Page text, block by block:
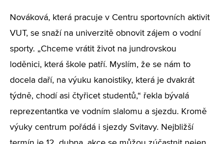
Nováková, která pracuje v Centru sportovních aktivit
VUT, se snaží na univerzitě obnovit zájem o vodní
sporty. „Chceme vrátit život na jundrovskou
loděnici, která škole patří. Myslím, že se nám to
docela daří, na výuku kanoistiky, která je dvakrát
týdně, chodí asi čtyřicet studentů,“ řekla bývalá
reprezentantka ve vodním slalomu a sjezdu. Kromě
výuky centrum pořádá i sjezdy Svitavy. Nejbližší